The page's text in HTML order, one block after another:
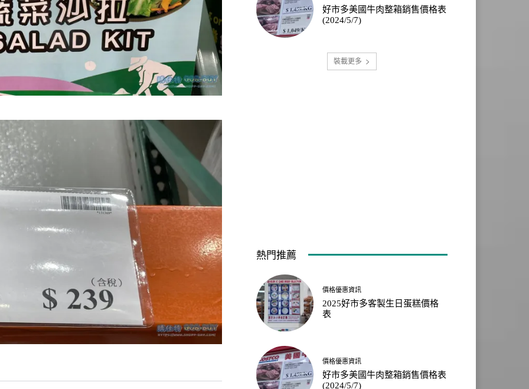
好市多美國牛肉整箱銷售價格表
(2024/5/7)
裝載更多
熱門推薦
價格優惠資訊
2025好市多客製生日蛋糕價格
表
價格優惠資訊
好市多美國牛肉整箱銷售價格表
(2024/5/7)